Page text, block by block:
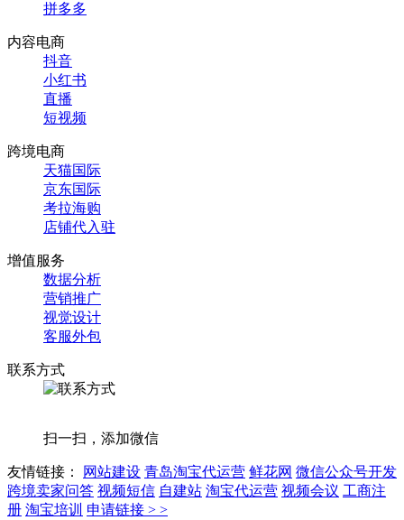
拼多多
内容电商
抖音
小红书
直播
短视频
跨境电商
天猫国际
京东国际
考拉海购
店铺代入驻
增值服务
数据分析
营销推广
视觉设计
客服外包
联系方式
扫一扫，添加微信
友情链接： 网站建设 青岛淘宝代运营 鲜花网 微信公众号开发
跨境卖家问答 视频短信 自建站 淘宝代运营 视频会议 工商注
册 淘宝培训 申请链接 > >